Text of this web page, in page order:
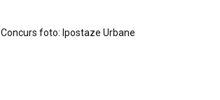
Concurs foto: Ipostaze Urbane